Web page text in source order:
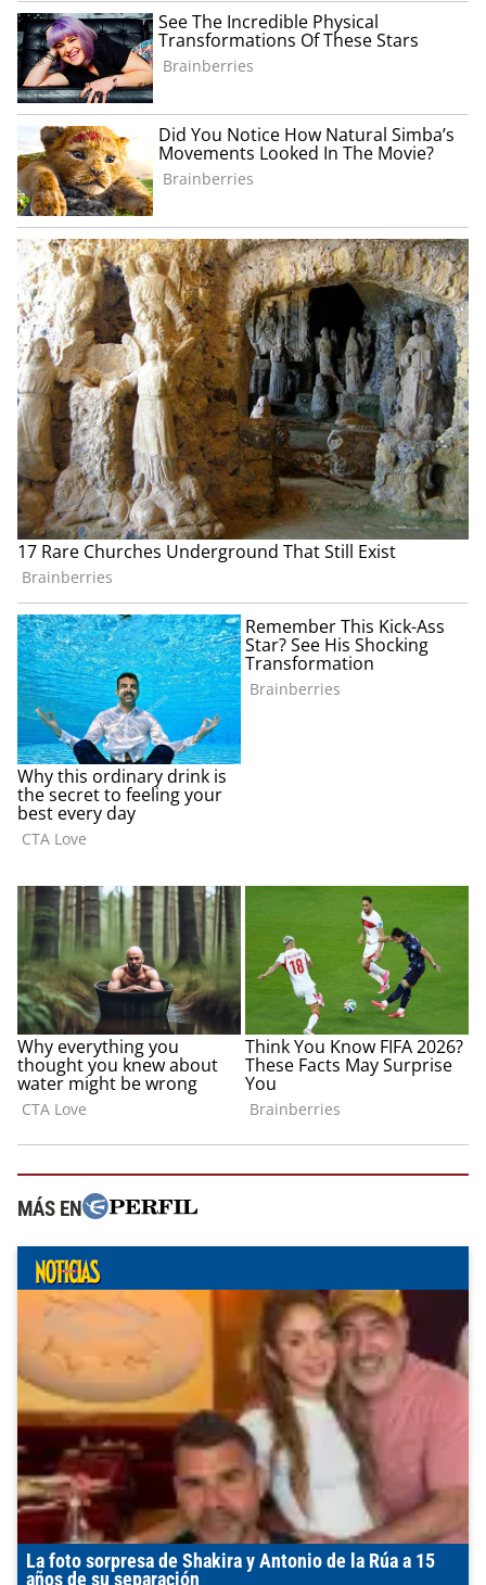
MÁS EN
La foto sorpresa de Shakira y Antonio de la Rúa a 15
años de su separación